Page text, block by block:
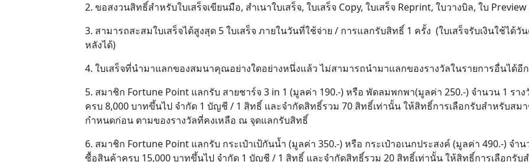
2. ขอสงวนสิทธิ์สำหรับใบเสร็จเขียนมือ, สำเนาใบเสร็จ, ใบเสร็จ Copy, ใบเสร็จ Reprint, ใบวางบิล, ใบ
3. สามารถสะสมใบเสร็จได้สูงสุด 5 ใบเสร็จ ภายในวันที่ใช้จ่าย / การแลกรับสิทธิ์ 1 ครั้ง (ใบเสร็จรับเงินใช้ไ
หลังได้)
4. ใบเสร็จที่นำมาแลกของสมนาคุณอย่างใดอย่างหนึ่งแล้ว ไม่สามารถนำมาแลกของรางวัลในรายการอื่นได้อีก
5. สมาชิก Fortune Point แลกรับ สายชาร์จ 3 in 1 (มูลค่า 190.-) หรือ พัดลมพกพา(มูลค่า 250.-) จำนวน 1 รา
ครบ 8,000 บาทขึ้นไป จำกัด 1 บัญชี / 1 สิทธิ์ และจำกัดสิทธิ์รวม 70 สิทธิ์เท่านั้น ให้สิทธิ์การเลือกรับสำหรับสม
กำหนดก่อน ตามของรางวัลที่คงเหลือ ณ จุดแลกรับสิทธิ์
6. สมาชิก Fortune Point แลกรับ กระเป๋าเป้กันน้ำ (มูลค่า 350.-) หรือ กระเป๋าอเนกประสงค์ (มูลค่า 490.-) จำน
ซื้อสินค้าครบ 15,000 บาทขึ้นไป จำกัด 1 บัญชี / 1 สิทธิ์ และจำกัดสิทธิ์รวม 20 สิทธิ์เท่านั้น ให้สิทธิ์การเลือกรับ